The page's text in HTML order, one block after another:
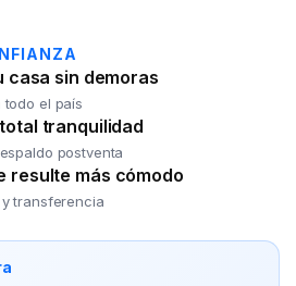
casa sin demoras
todo el país
tranquilidad
postventa
resulte más cómodo
transferencia